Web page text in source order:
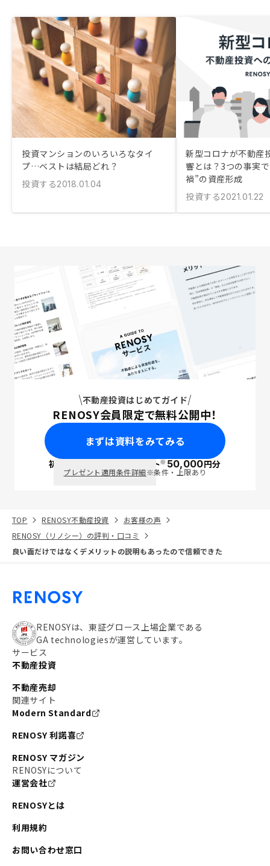
投資マンションのいろいろなタイ
プ…ベストは結局どれ？
投資する2018.01.04
新型コロナが不動産
響とは？3つの事実
禍”の資産形成
投資する2021.01.22
不動産投資はじめてガイド
RENOSY会員限定で無料公開中！
まずは資料をみてみる
初回面談で ポイント※50,000円分
プレゼント適用条件詳細※条件・上限あり
TOP RENOSY不動産投資
お客様の声
RENOSY（リノシー）の評判・口コミ
良い面だけではなくデメリットの説明もあったので信頼できた
RENOSYは、東証グロース上場企業である
GA technologiesが運営しています。
サービス
不動産投資
不動産売却
関連サイト
Modern Standard
RENOSY 利諾喜
RENOSY マガジン
RENOSYについて
運営会社
RENOSYとは
利用規約
お問い合わせ窓口